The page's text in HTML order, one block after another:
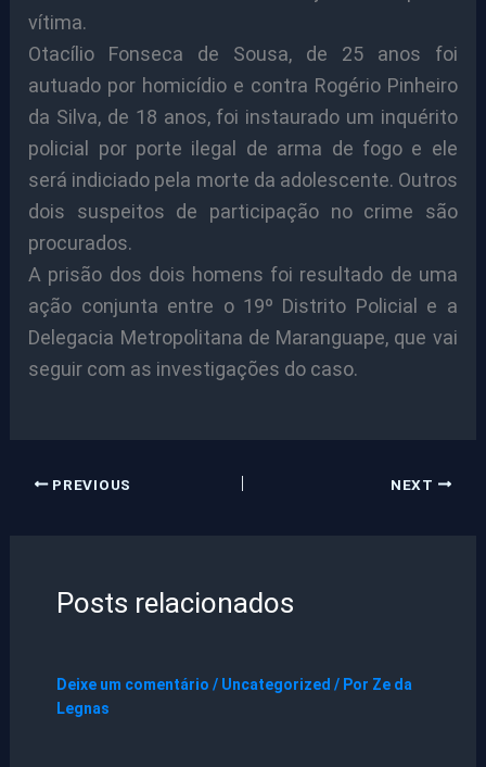
vítima.
Otacílio Fonseca de Sousa, de 25 anos foi
autuado por homicídio e contra Rogério Pinheiro
da Silva, de 18 anos, foi instaurado um inquérito
policial por porte ilegal de arma de fogo e ele
será indiciado pela morte da adolescente. Outros
dois suspeitos de participação no crime são
procurados.
A prisão dos dois homens foi resultado de uma
ação conjunta entre o 19º Distrito Policial e a
Delegacia Metropolitana de Maranguape, que vai
seguir com as investigações do caso.
PREVIOUS NEXT
Posts relacionados
Deixe um comentário / Uncategorized / Por Ze da
Legnas